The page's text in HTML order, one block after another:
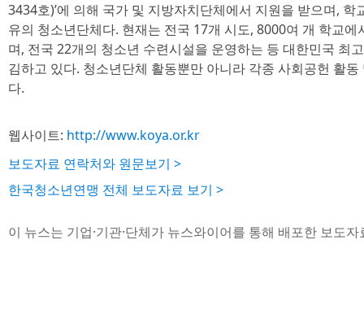
3434호)’에 의해 국가 및 지방자치단체에서 지원을 받으며,
유의 청소년단체다. 현재는 전국 17개 시도, 8000여 개 학교
며, 전국 22개의 청소년 수련시설을 운영하는 등 대한민국 최
김하고 있다. 청소년단체 활동뿐만 아니라 각종 사회공헌 활
다.
웹사이트: http://www.koya.or.kr
보도자료 연락처와 원문보기 >
한국청소년연맹 전체 보도자료 보기 >
이 뉴스는 기업·기관·단체가 뉴스와이어를 통해 배포한 보도